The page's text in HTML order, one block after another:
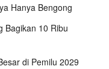
Hanya Bengong
Bagikan 10 Ribu
di Pemilu 2029